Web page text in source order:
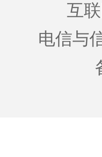
互
电信与